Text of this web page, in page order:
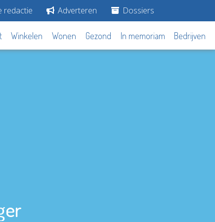
redactie Adverteren Dossiers
Winkelen Wonen Gezond In memoriam Bedrijven